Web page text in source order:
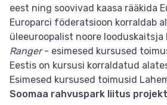
eest ning soovivad kaasa rääkida
Europarci föderatsioon korraldab
üleeuroopalist noore looduskaitsja
Ranger- esimesed kursused
Eestis on kursusi korraldatud
Esimesed kursused toimusid
Soomaa rahvuspark liitus